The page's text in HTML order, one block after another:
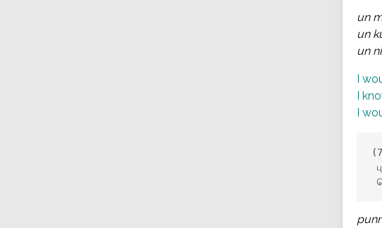
un
un
un
I
I
I
புறகனித்தால் நான் என்னாவேன்